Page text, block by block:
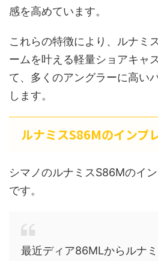
感を高めています。
これらの特徴により、ルナミ
ームを叶える軽量ショアキャ
て、多くのアングラーに高い
します。
ルナミスS86Mのインプ
シマノのルナミスS86Mのイ
です。
最近ディア86MLからルナ